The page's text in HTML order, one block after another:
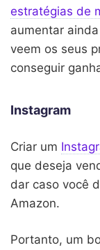
estratégias de
aumentar
veem os seus
conseguir
Instagram
Criar um
que deseja
dar caso você
Amazon.
Portanto, um